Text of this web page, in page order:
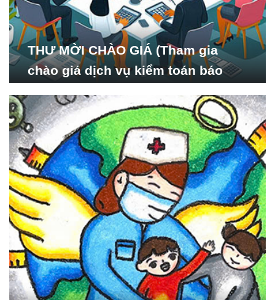
THƯ MỜI CHÀO GIÁ (Tham gia
chào giá dịch vụ kiểm toán báo
Nghiên cứu Phát triển Xã
hội_ISDS)